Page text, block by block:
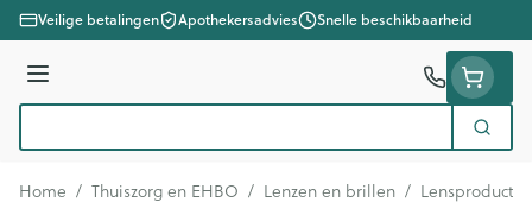
Ga naar de inhoud
Veilige betalingen Apothekersadvies Snelle beschikbaarheid
Menu
Zoek
Home / Thuiszorg en EHBO / Lenzen en brillen / Lensproducten